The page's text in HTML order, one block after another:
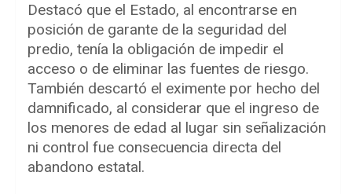
Destacó que el Estado, al encontrarse en
posición de garante de la seguridad del
predio, tenía la obligación de impedir el
acceso o de eliminar las fuentes de riesgo.
También descartó el eximente por hecho del
damnificado, al considerar que el ingreso de
los menores de edad al lugar sin señalización
ni control fue consecuencia directa del
abandono estatal.